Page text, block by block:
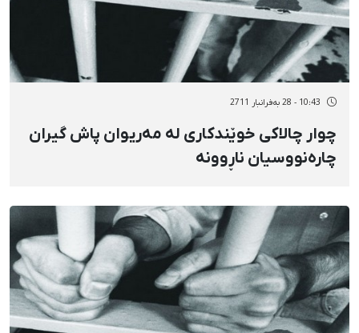
10:43 - 28 بەفرانبار 2711
چوار چالاكی خوێندكاری لە مەریوان پاش گیران
چارەنووسیان ناڕوونە